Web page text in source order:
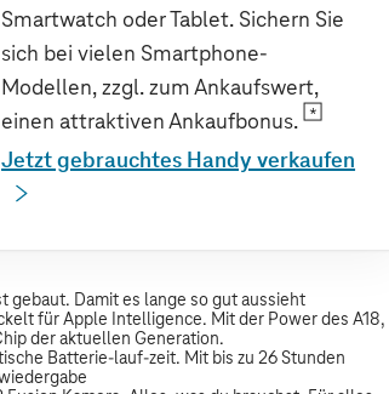
Smartwatch oder Tablet. Sichern Sie
sich bei vielen Smartphone-
Modellen, zzgl. zum Ankaufswert,
einen attraktiven Ankaufbonus.
Jetzt gebrauchtes Handy verkaufen